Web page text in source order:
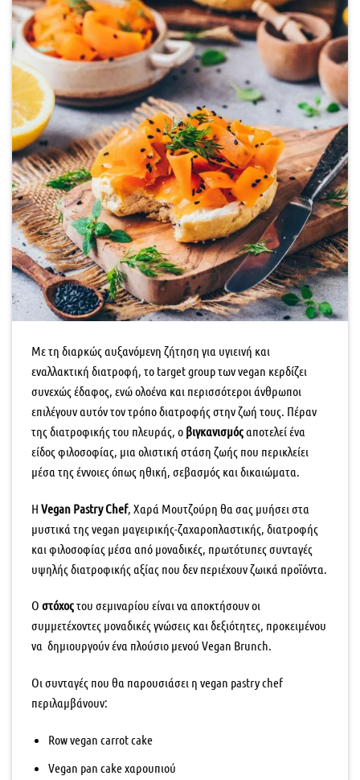
Με τη διαρκώς αυξανόμενη ζήτηση για υγιεινή και
εναλλακτική διατροφή, το target group των vegan κερδίζει
συνεχώς έδαφος, ενώ ολοένα και περισσότεροι άνθρωποι
επιλέγουν αυτόν τον τρόπο διατροφής στην ζωή τους. Πέραν
της διατροφικής του πλευράς, ο βιγκανισμόςαποτελεί ένα
είδος φιλοσοφίας, μια ολιστική στάση ζωής που περικλείει
μέσα της έννοιες όπως ηθική, σεβασμός και δικαιώματα.
Η Vegan Pastry Chef, Χαρά Μουτζούρη θα σας μυήσει στα
μυστικά της vegan μαγειρικής-ζαχαροπλαστικής, διατροφής
και φιλοσοφίας μέσα από μοναδικές, πρωτότυπες συνταγές
υψηλής διατροφικής αξίας που δεν περιέχουν ζωικά προϊόντα.
Ο στόχοςτου σεμιναρίου είναι να αποκτήσουν οι
συμμετέχοντες μοναδικές γνώσεις και δεξιότητες, προκειμένου
να δημιουργούν ένα πλούσιο μενού Vegan Brunch.
Οι συνταγές που θα παρουσιάσει η vegan pastry chef
περιλαμβάνουν:
Row vegan carrot cake
Vegan pan cake χαρουπιού